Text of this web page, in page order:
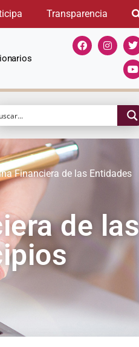
Transparencia
Financiera de las Entidades
de las